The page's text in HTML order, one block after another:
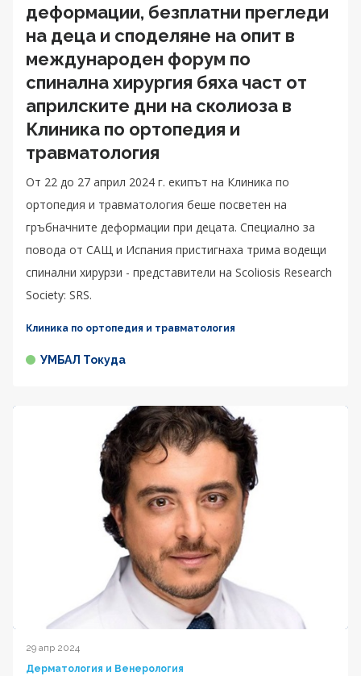
деформации, безплатни прегледи
на деца и споделяне на опит в
международен форум по
спинална хирургия бяха част от
априлските дни на сколиоза в
Клиника по ортопедия и
травматология
От 22 до 27 април 2024 г. екипът на Клиника по
ортопедия и травматология беше посветен на
гръбначните деформации при децата. Специално за
повода от САЩ и Испания пристигнаха трима водещи
спинални хирурзи - представители на Scoliosis Research
Society: SRS.
Клиника по ортопедия и травматология
УМБАЛ Токуда
29 апр 2024
Дерматология и Венерология